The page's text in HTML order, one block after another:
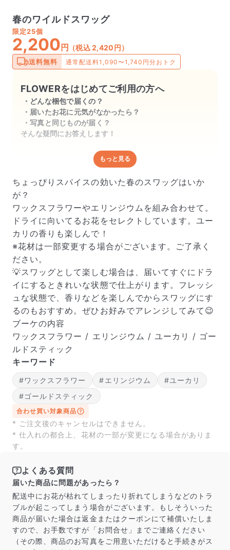
春のワイルドスワッグ
限定25個
2,200 円 （税込 2,420円）
送料無料 通常配送料1,090〜1,740円分おトク
FLOWERをはじめてご利用の方へ
どんな梱包で届くの？
届いたお花に元気がなかったら？
写真と同じものが届く？
そんな疑問にお答えします！
どんな梱包で届くの？
出荷前に水揚げ（花が水を吸いやすくなる処理）を施
し、専用ボックスに丁寧に梱包してお届けしています。
きゅっとまとめられて一見窮屈そうに見えますが、輸送
中の衝撃による折れや擦れを軽減する効果があります。
もし届いたお花に「枯れている」「折れている」などの
不備があった場合は、些細なことでもお気軽にサポート
までご連絡ください。ご返金にて補償いたします。
もっと見る
ちょっぴりスパイスの効いた春のスワッグはいか
が？
ワックスフラワーやエリンジウムを組み合わせて。
ドライに向いてるお花をセレクトしています。ユー
カリの香りも楽しんで！
※花材は一部変更する場合がございます。ご了承く
ださい。
💡スワッグとして楽しむ場合は、届いてすぐにドラ
イにするときれいな状態で仕上がります。フレッシ
ュな状態で、香りなどを楽しんでからスワッグにす
るのもおすすめ。ぜひお好みでアレンジしてみて😉
ブーケの内容
ワックスフラワー / エリンジウム / ユーカリ / ゴー
ルドスティック
キーワード
#ワックスフラワー #エリンジウム
#ユーカリ
#ゴールドスティック
合わせ買い対象商品
* ご注文後のキャンセルはできません。
* 仕入れの都合上、花材の一部が変更になる場合がありま
す。
よくある質問
届いた商品に問題があったら？
配送中にお花が枯れてしまったり折れてしまうなどのトラ
ブルが起こってしまう場合がございます。もしそういった
商品が届いた場合は返金またはクーポンにて補償いたしま
すので、お手数ですが「お問合せ」までご連絡ください
（その際、商品のお写真をご用意いただけると手続きがス